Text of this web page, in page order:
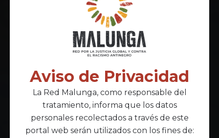
Aviso de Privacidad
La Red Malunga, como responsable del
tratamiento, informa que los datos
personales recolectados a través de este
portal web serán utilizados con los fines de: